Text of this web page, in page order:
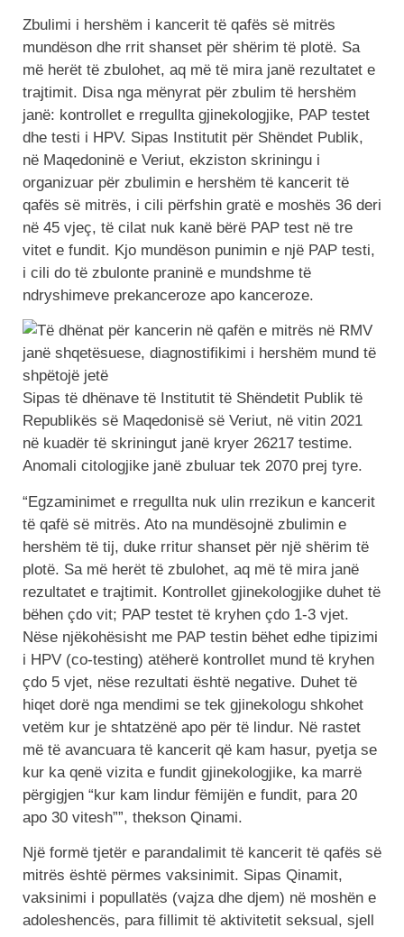
Zbulimi i hershëm i kancerit të qafës së mitrës
mundëson dhe rrit shanset për shërim të plotë. Sa
më herët të zbulohet, aq më të mira janë rezultatet e
trajtimit. Disa nga mënyrat për zbulim të hershëm
janë: kontrollet e rregullta gjinekologjike, PAP testet
dhe testi i HPV. Sipas Institutit për Shëndet Publik,
në Maqedoninë e Veriut, ekziston skriningu i
organizuar për zbulimin e hershëm të kancerit të
qafës së mitrës, i cili përfshin gratë e moshës 36 deri
në 45 vjeç, të cilat nuk kanë bërë PAP test në tre
vitet e fundit. Kjo mundëson punimin e një PAP testi,
i cili do të zbulonte praninë e mundshme të
ndryshimeve prekanceroze apo kanceroze.
Sipas të dhënave të Institutit të Shëndetit Publik të
Republikës së Maqedonisë së Veriut, në vitin 2021
në kuadër të skriningut janë kryer 26217 testime.
Anomali citologjike janë zbuluar tek 2070 prej tyre.
“Egzaminimet e rregullta nuk ulin rrezikun e kancerit
të qafë së mitrës. Ato na mundësojnë zbulimin e
hershëm të tij, duke rritur shanset për një shërim të
plotë. Sa më herët të zbulohet, aq më të mira janë
rezultatet e trajtimit. Kontrollet gjinekologjike duhet të
bëhen çdo vit; PAP testet të kryhen çdo 1-3 vjet.
Nëse njëkohësisht me PAP testin bëhet edhe tipizimi
i HPV (co-testing) atëherë kontrollet mund të kryhen
çdo 5 vjet, nëse rezultati është negative. Duhet të
hiqet dorë nga mendimi se tek gjinekologu shkohet
vetëm kur je shtatzënë apo për të lindur. Në rastet
më të avancuara të kancerit që kam hasur, pyetja se
kur ka qenë vizita e fundit gjinekologjike, ka marrë
përgigjen “kur kam lindur fëmijën e fundit, para 20
apo 30 vitesh””, thekson Qinami.
Një formë tjetër e parandalimit të kancerit të qafës së
mitrës është përmes vaksinimit. Sipas Qinamit,
vaksinimi i popullatës (vajza dhe djem) në moshën e
adoleshencës, para fillimit të aktivitetit seksual, sjell